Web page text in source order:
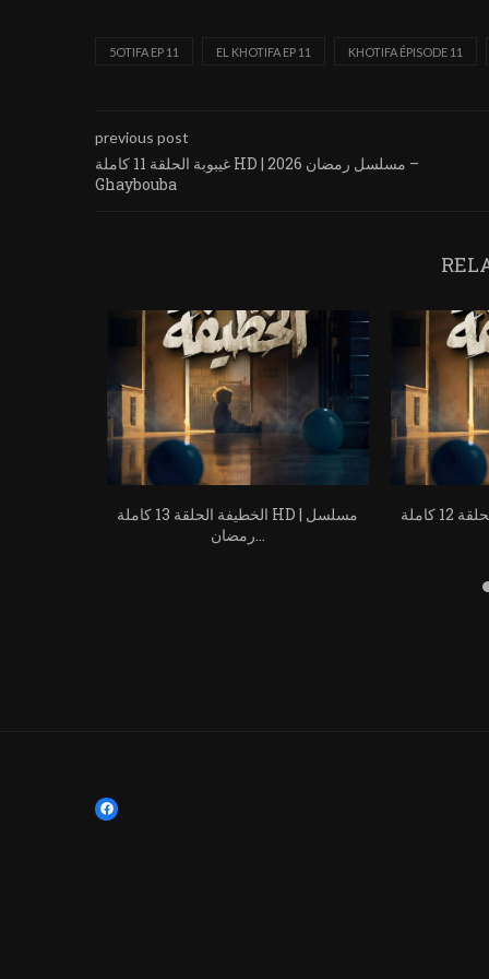
5OTIFA EP 11 EL KHOTIFA EP 11 KHOTIFA ÉPISODE 11
previous post
غيبوبة الحلقة 11 كاملة HD | مسلسل رمضان 2026 –
Ghaybouba
الخطيفة الحلقة 13 كاملة HD | مسلسل
رمضان...
الخطيفة الحلقة 12 كاملة HD | مسلسل